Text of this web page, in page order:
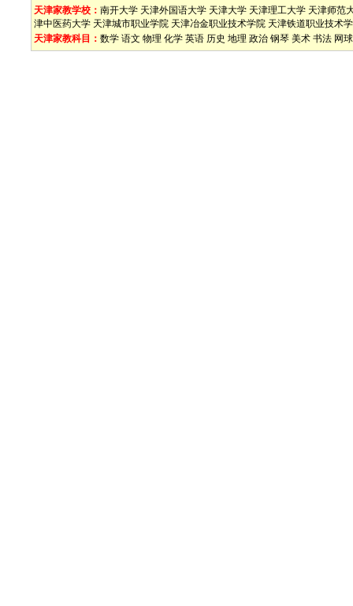
天津家教学校： 南开大学 天津外国语大学 天津大学 天津理工大学 天津师范
津中医药大学 天津城市职业学院 天津冶金职业技术学院 天津铁道职业技术
天津家教科目： 数学 语文 物理 化学 英语 历史 地理 政治 钢琴 美术 书法 网球